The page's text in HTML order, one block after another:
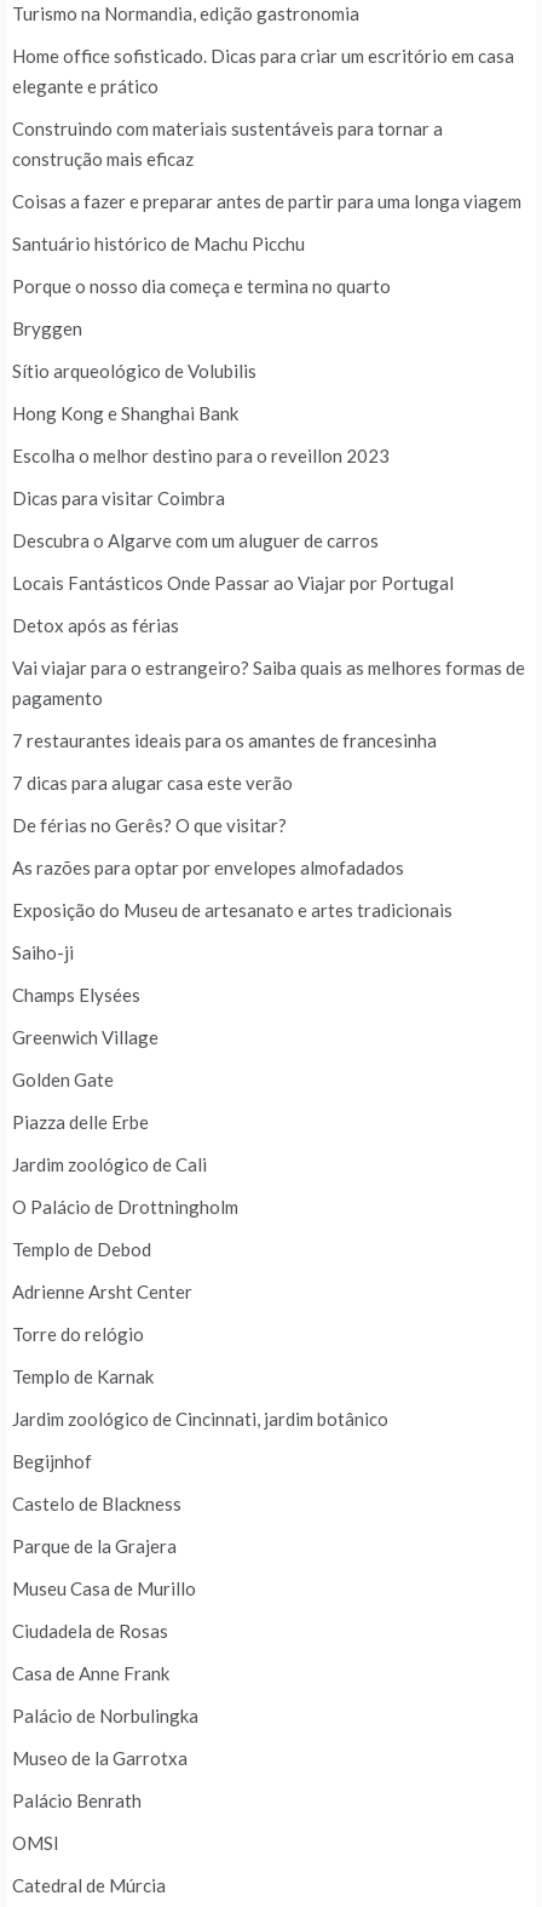
Turismo na Normandia, edição gastronomia
Home office sofisticado. Dicas para criar um escritório em casa
elegante e prático
Construindo com materiais sustentáveis para tornar a
construção mais eficaz
Coisas a fazer e preparar antes de partir para uma longa viagem
Santuário histórico de Machu Picchu
Porque o nosso dia começa e termina no quarto
Bryggen
Sítio arqueológico de Volubilis
Hong Kong e Shanghai Bank
Escolha o melhor destino para o reveillon 2023
Dicas para visitar Coimbra
Descubra o Algarve com um aluguer de carros
Locais Fantásticos Onde Passar ao Viajar por Portugal
Detox após as férias
Vai viajar para o estrangeiro? Saiba quais as melhores formas de
pagamento
7 restaurantes ideais para os amantes de francesinha
7 dicas para alugar casa este verão
De férias no Gerês? O que visitar?
As razões para optar por envelopes almofadados
Exposição do Museu de artesanato e artes tradicionais
Saiho-ji
Champs Elysées
Greenwich Village
Golden Gate
Piazza delle Erbe
Jardim zoológico de Cali
O Palácio de Drottningholm
Templo de Debod
Adrienne Arsht Center
Torre do relógio
Templo de Karnak
Jardim zoológico de Cincinnati, jardim botânico
Begijnhof
Castelo de Blackness
Parque de la Grajera
Museu Casa de Murillo
Ciudadela de Rosas
Casa de Anne Frank
Palácio de Norbulingka
Museo de la Garrotxa
Palácio Benrath
OMSI
Catedral de Múrcia